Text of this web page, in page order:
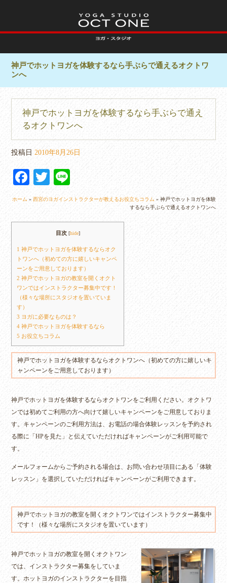
神戸でホットヨガを体験するなら手ぶらで通えるオクトワ
ンへ
神戸でホットヨガを体験するなら手ぶらで通え
るオクトワンへ
投稿日 2010年8月26日
Fa
ce
ok
T
wi
r
ne
ホーム » 西宮のヨガインストラクターが教えるお役立ちコラム » 神戸でホットヨガを体験
するなら手ぶらで通えるオクトワンへ
目次 [hide]
1 神戸でホットヨガを体験するならオク
トワンへ（初めての方に嬉しいキャンペ
ーンをご用意しております）
2 神戸でホットヨガの教室を開くオクト
ワンではインストラクター募集中です！
（様々な場所にスタジオを置いていま
す）
3 ヨガに必要なものは？
4 神戸でホットヨガを体験するなら
5 お役立ちコラム
神戸でホットヨガを体験するならオクトワンへ（初めての方に嬉しいキ
ャンペーンをご用意しております）
神戸でホットヨガを体験するならオクトワンをご利用ください。オクトワ
ンでは初めてご利用の方へ向けて嬉しいキャンペーンをご用意しておりま
す。キャンペーンのご利用方法は、お電話の場合体験レッスンを予約され
る際に「HPを見た」と伝えていただければキャンペーンがご利用可能で
す。
メールフォームからご予約される場合は、お問い合わせ項目にある「体験
レッスン」を選択していただければキャンペーンがご利用できます。
神戸でホットヨガの教室を開くオクトワンではインストラクター募集中
です！（様々な場所にスタジオを置いています）
神戸でホットヨガの教室を開くオクトワン
では、 インストラクター募集をしていま
す。ホットヨガのインストラクターを目指